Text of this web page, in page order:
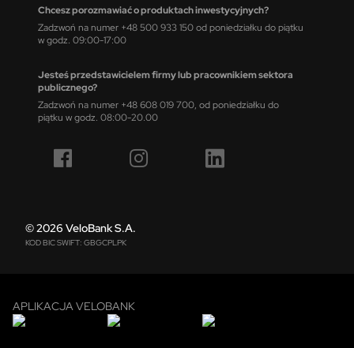
Chcesz porozmawiać o produktach inwestycyjnych?
Zadzwoń na numer +48 500 933 150 od poniedziałku do piątku
w godz. 09:00-17:00
Jesteś przedstawicielem firmy lub pracownikiem sektora
publicznego?
Zadzwoń na numer +48 608 019 700, od poniedziałku do
piątku w godz. 08:00-20.00
© 2026 VeloBank S.A.
KOD BIC SWIFT: GBGCPLPK
APLIKACJA VELOBANK